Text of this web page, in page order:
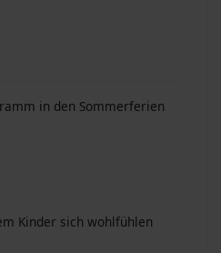
in den Sommerferien
Kinder sich wohlfühlen